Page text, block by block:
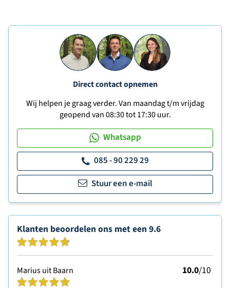
Direct contact opnemen
Wij helpen je graag verder. Van maandag t/m vrijdag
geopend van 08:30 tot 17:30 uur.
Whatsapp
085 - 90 229 29
Stuur een e-mail
Klanten beoordelen ons met een 9.6
Marius uit Baarn 10.0/10